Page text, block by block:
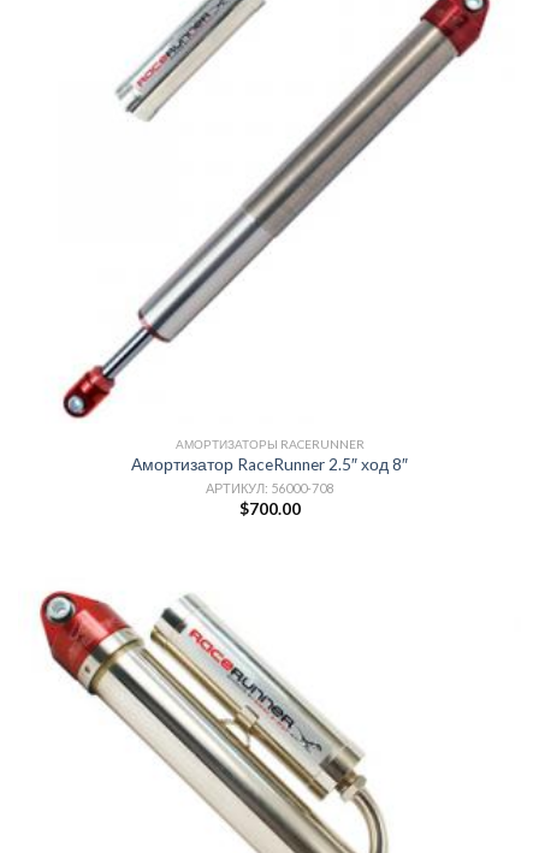
АМОРТИЗАТОРЫ RACERUNNER
Амортизатор RaceRunner 2.5″ ход 8″
АРТИКУЛ: 56000-708
$700.00